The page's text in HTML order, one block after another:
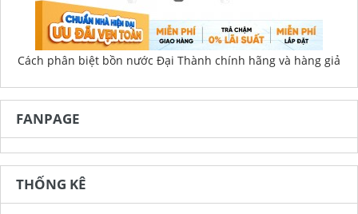
Cách phân biệt bồn nước Đại Thành chính hãng và hàng giả
FANPAGE
THỐNG KÊ